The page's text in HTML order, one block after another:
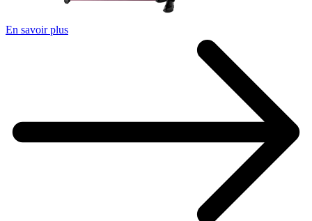
En savoir plus